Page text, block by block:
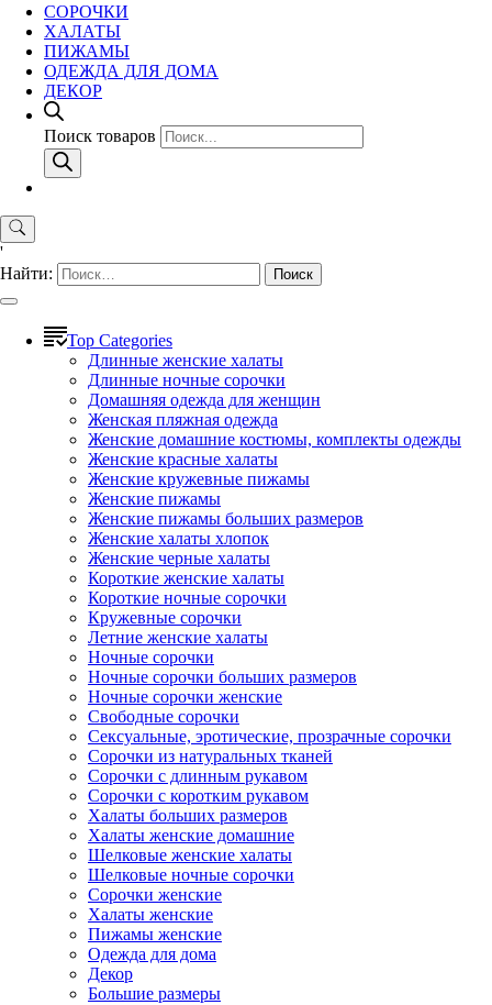
СОРОЧКИ
ХАЛАТЫ
ПИЖАМЫ
ОДЕЖДА ДЛЯ ДОМА
ДЕКОР
Поиск товаров
'
Найти:
Top Categories
Длинные женские халаты
Длинные ночные сорочки
Домашняя одежда для женщин
Женская пляжная одежда
Женские домашние костюмы, комплекты одежды
Женские красные халаты
Женские кружевные пижамы
Женские пижамы
Женские пижамы больших размеров
Женские халаты хлопок
Женские черные халаты
Короткие женские халаты
Короткие ночные сорочки
Кружевные сорочки
Летние женские халаты
Ночные сорочки
Ночные сорочки больших размеров
Ночные сорочки женские
Свободные сорочки
Сексуальные, эротические, прозрачные сорочки
Сорочки из натуральных тканей
Сорочки с длинным рукавом
Сорочки с коротким рукавом
Халаты больших размеров
Халаты женские домашние
Шелковые женские халаты
Шелковые ночные сорочки
Сорочки женские
Халаты женские
Пижамы женские
Одежда для дома
Декор
Большие размеры